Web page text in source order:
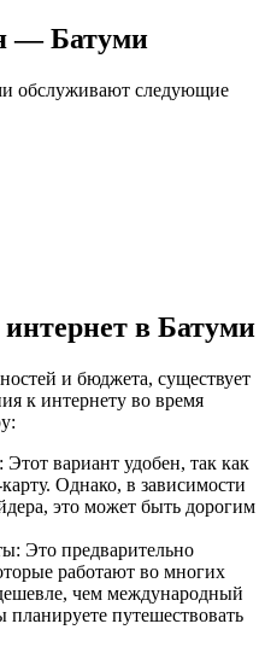
— Батуми
обслуживают следующие
в Батуми
и бюджета, существует
к интернету во время
вариант удобен, так как
Однако, в зависимости
это может быть дорогим
Это предварительно
работают во многих
чем международный
путешествовать